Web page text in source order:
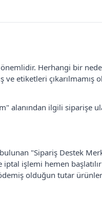
Herhangi bir
etiketleri çıkarılmamış
alanından ilgili siparişe
"Sipariş Destek
işlemi hemen
olduğun tutar